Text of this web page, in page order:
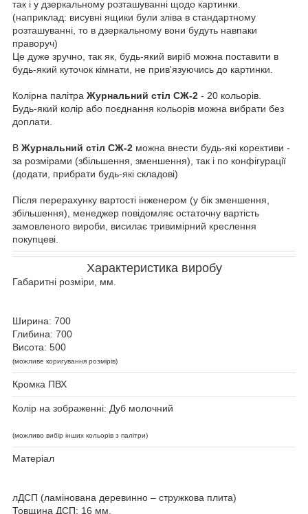
так і у дзеркальному розташуванні щодо картинки.
(наприклад: висувні ящики були зліва в стандартному
розташуванні, то в дзеркальному вони будуть навпаки
праворуч)
Це дуже зручно, так як, будь-який виріб можна поставити в
будь-який куточок кімнати, не прив'язуючись до картинки.
Колірна палітра Журнальний стіл СЖ-2 - 20 кольорів.
Будь-який колір або поєднання кольорів можна вибрати без
доплати.
В Журнальний стіл СЖ-2 можна внести будь-які корективи -
за розмірами (збільшення, зменшення), так і по конфігурації
(додати, прибрати будь-які складові)
Після перерахунку вартості інженером (у бік зменшення,
збільшення), менеджер повідомляє остаточну вартість
замовленого вироби, висилає тривимірний креслення
покупцеві.
Характеристика виробу
Габаритні розміри, мм.
Ширина: 700
Глибина: 700
Висота: 500
(можливе коригування розмірів)
Кромка ПВХ
Колір на зображенні: Дуб молочний
(можливо вибір інших кольорів з палітри)
Матеріал
лДСП (ламінована деревинно – стружкова плита)
Товщина ДСП: 16 мм.